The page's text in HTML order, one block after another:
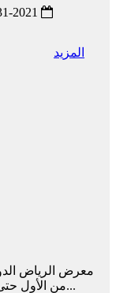
المزيد
من الأول حتى العاشر من شهر أكتوبر الماضي، كان أكبر م...